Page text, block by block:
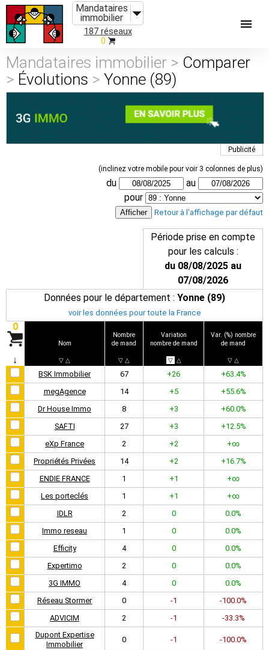
Mandataires
immobilier
187 réseaux
0
Mandataires immobilier > Comparer
> Évolutions > Yonne (89)
Publicité
(inclinez votre mobile pour voir 3 colonnes de plus)
du
au
pour
Retour à l'affichage par défaut
Période prise en compte
pour les calculs :
du 08/08/2025 au
07/08/2026
Données pour le département : Yonne (89)
voir les données pour toute la France
0
↓
Nom
▽ △
Nombre
de mand
▽ △
Variation
nombre de mand
▽ △
Var. (%) nombre
de mand
▽ △
BSK Immobilier 67 +26
+63.4%
megAgence
14 +5
+55.6%
Dr House Immo
8 +3
+60.0%
SAFTI
27 +3
+12.5%
eXp France
2 +2
+∞
Propriétés Privées
14 +2
+16.7%
ENDIE FRANCE
1 +1
+∞
Les porteclés
1 +1
+∞
IDLR
2 0
0.0%
Immo reseau
1 0
0.0%
Efficity
4 0
0.0%
Expertimo
2 0
0.0%
3G IMMO
4 0
0.0%
Réseau Stormer
0 -1
-100.0%
ADVICIM
2 -1
-33.3%
Dupont Expertise
Immobilier
0 -1 -100.0%